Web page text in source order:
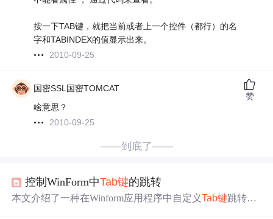
按一下TAB键，就把当前或者上一个控件（都行）的名
字和TABINDEX的值显示出来。
2010-09-25
国密SSL国密TOMCAT
啥意思？
2010-09-25
赞
——到底了——
控制WinForm中Tab键的跳转
本文介绍了一种在Winform应用程序中自定义Tab键跳转的